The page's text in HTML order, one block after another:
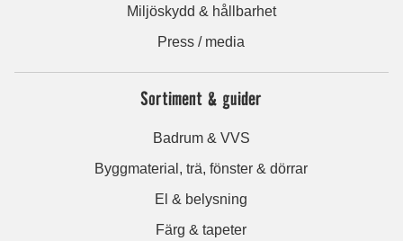
Miljöskydd & hållbarhet
Press / media
Sortiment & guider
Badrum & VVS
Byggmaterial, trä, fönster & dörrar
El & belysning
Färg & tapeter